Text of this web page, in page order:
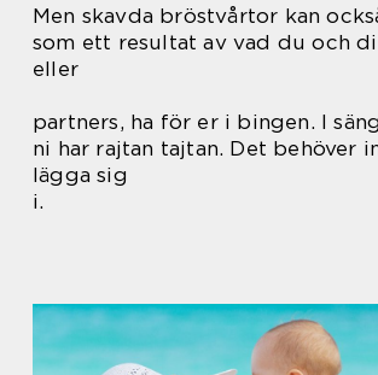
Men skavda bröstvårtor kan
som ett resultat av vad du och
eller
partners, ha för er i bingen. I
ni har rajtan tajtan. Det behöver
lägga sig
i.